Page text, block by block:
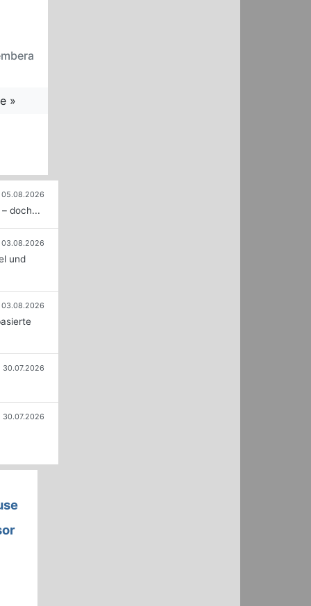
»
05.08.2026
doch...
03.08.2026
und
03.08.2026
30.07.2026
30.07.2026